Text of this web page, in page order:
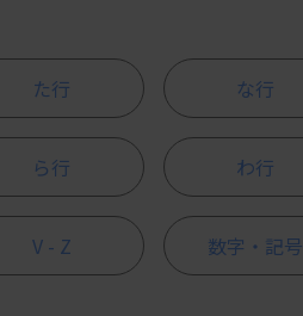
た行 な行
ら行 わ行
V - Z 数字・記号